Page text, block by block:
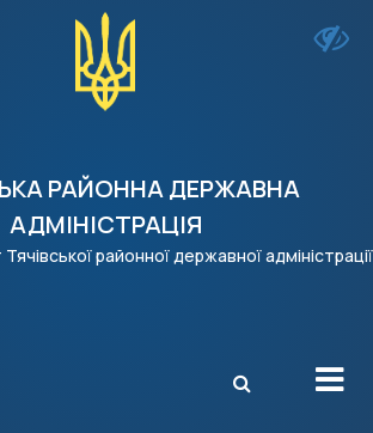
РАЙОННА ДЕРЖАВНА
АДМІНІСТРАЦІЯ
районної державної адміністрації